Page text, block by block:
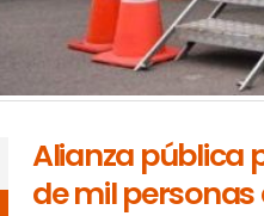
Alianza pública
de mil personas